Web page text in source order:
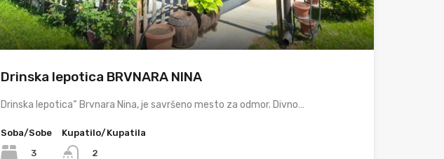
Drinska lepotica BRVNARA NINA
Drinska lepotica“ Brvnara Nina, je savršeno mesto za odmor. Divno…
Soba/Sobe
3
Kupatilo/Kupatila
2